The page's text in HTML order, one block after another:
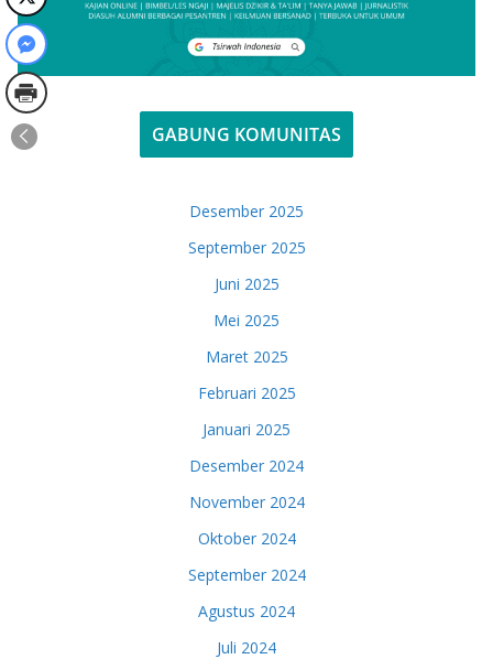
GABUNG KOMUNITAS
Desember 2025
September 2025
Juni 2025
Mei 2025
Maret 2025
Februari 2025
Januari 2025
Desember 2024
November 2024
Oktober 2024
September 2024
Agustus 2024
Juli 2024